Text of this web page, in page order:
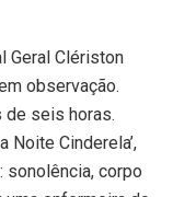
Geral Clériston
observação.
de seis horas.
Noite Cinderela’,
corpo